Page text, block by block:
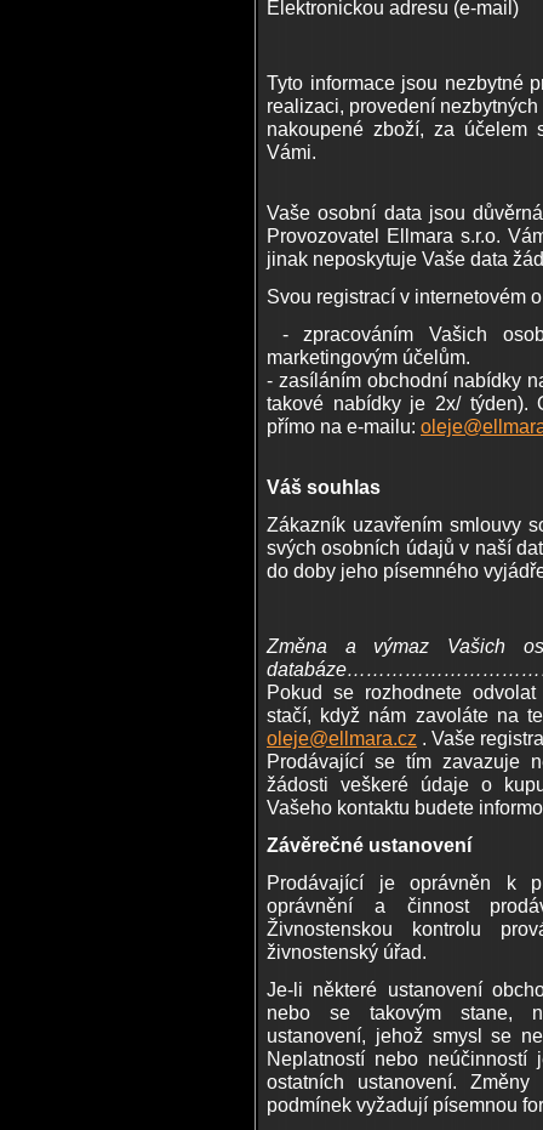
Elektronickou adresu (e-mail)
Tyto informace jsou nezbytné
realizaci, provedení
nakoupené zboží, za účelem
Vámi.
Vaše osobní data jsou
Provozovatel Ellmara s.r.o.
jinak neposkytuje Vaše data
Svou registrací v internetovém
- zpracováním Vašich
marketingovým účelům.
- zasíláním obchodní nabídky
takové nabídky je 2x/ týden).
přímo na e-mailu:
Váš souhlas
Zákazník uzavřením smlouvy
svých osobních údajů v naší
do doby jeho písemného
Změna a výmaz Vašich
Pokud se rozhodnete
stačí, když nám zavoláte na
oleje@ellmara.cz . Vaše
Prodávající se tím zavazuje
žádosti veškeré údaje o
Vašeho kontaktu budete
Závěrečné ustanovení
Prodávající je oprávněn k
oprávnění a činnost
Živnostenskou kontrolu
živnostenský úřad.
Je-li některé ustanovení
nebo se takovým stane,
ustanovení, jehož smysl se
Neplatností nebo neúčinností
ostatních ustanovení.
podmínek vyžadují písemnou